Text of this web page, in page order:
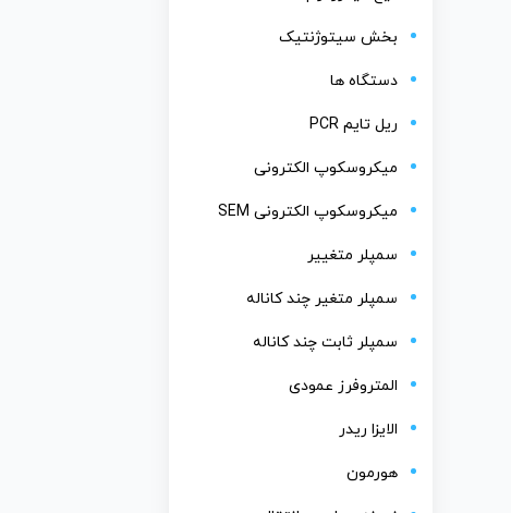
بخش سیتوژنتیک
دستگاه ها
ریل تایم PCR
میکروسکوپ الکترونی
میکروسکوپ الکترونی SEM
سمپلر متغییر
سمپلر متغیر چند کاناله
سمپلر ثابت چند کاناله
المتروفرز عمودی
الایزا ریدر
هورمون